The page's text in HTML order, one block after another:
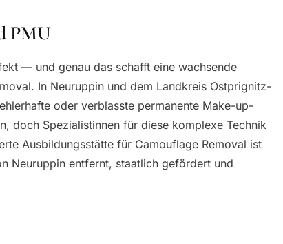
PMU
— und genau das schafft eine wachsende
In Neuruppin und dem Landkreis Ostprignitz-
oder verblasste permanente Make-up-
doch Spezialistinnen für diese komplexe Technik
Ausbildungsstätte für Camouflage Removal ist
Neuruppin entfernt, staatlich gefördert und